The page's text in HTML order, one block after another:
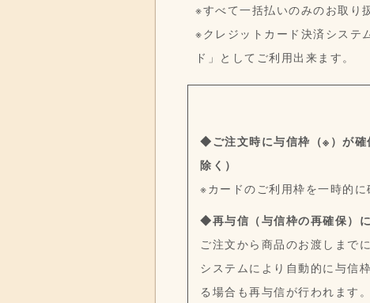
※すべて一括払いのみのお取り
※クレジットカード決済システ
ド」としてご利用出来ます。
◆ご注文時に与信枠（※）が確
除く）
※カードのご利用枠を一時的に
◆再与信（与信枠の再確保）
ご注文から商品のお渡しまで
システムにより自動的に与信
る場合も再与信が行われます